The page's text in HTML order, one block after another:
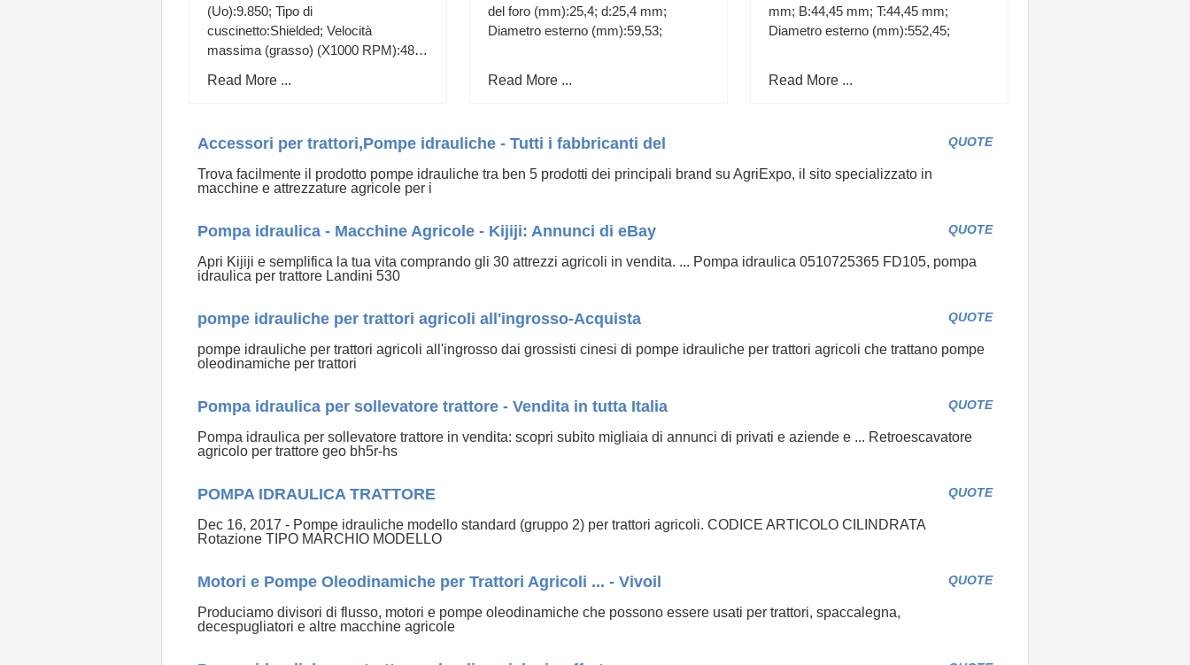
(Uo):9.850; Tipo di
cuscinetto:Shielded; Velocità
massima (grasso) (X1000 RPM):48;
Read More ...
del foro (mm):25,4; d:25,4 mm;
Diametro esterno (mm):59,53;
Read More ...
mm; B:44,45 mm; T:44,45 mm;
Diametro esterno (mm):552,45;
Read More ...
QUOTE
Accessori per trattori,Pompe idrauliche - Tutti i fabbricanti del
Trova facilmente il prodotto pompe idrauliche tra ben 5 prodotti dei principali brand su AgriExpo, il sito specializzato in
macchine e attrezzature agricole per i
QUOTE
Pompa idraulica - Macchine Agricole - Kijiji: Annunci di eBay
Apri Kijiji e semplifica la tua vita comprando gli 30 attrezzi agricoli in vendita. ... Pompa idraulica 0510725365 FD105, pompa
idraulica per trattore Landini 530
QUOTE
pompe idrauliche per trattori agricoli all'ingrosso-Acquista
pompe idrauliche per trattori agricoli all'ingrosso dai grossisti cinesi di pompe idrauliche per trattori agricoli che trattano pompe
oleodinamiche per trattori
QUOTE
Pompa idraulica per sollevatore trattore - Vendita in tutta Italia
Pompa idraulica per sollevatore trattore in vendita: scopri subito migliaia di annunci di privati e aziende e ... Retroescavatore
agricolo per trattore geo bh5r-hs
QUOTE
POMPA IDRAULICA TRATTORE
Dec 16, 2017 - Pompe idrauliche modello standard (gruppo 2) per trattori agricoli. CODICE ARTICOLO CILINDRATA
Rotazione TIPO MARCHIO MODELLO
QUOTE
Motori e Pompe Oleodinamiche per Trattori Agricoli ... - Vivoil
Produciamo divisori di flusso, motori e pompe oleodinamiche che possono essere usati per trattori, spaccalegna,
decespugliatori e altre macchine agricole